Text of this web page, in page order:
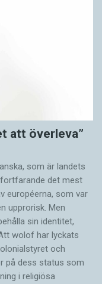
att överleva”
som är landets
det mest
européerna, som var
upprorisk. Men
sin identitet,
wolof har lyckats
och
på dess status som
i religiösa